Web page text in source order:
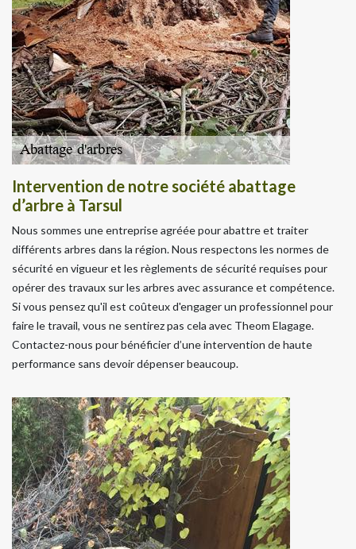
Intervention de notre société abattage
d’arbre à Tarsul
Nous sommes une entreprise agréée pour abattre et traiter
différents arbres dans la région. Nous respectons les normes de
sécurité en vigueur et les règlements de sécurité requises pour
opérer des travaux sur les arbres avec assurance et compétence.
Si vous pensez qu'il est coûteux d'engager un professionnel pour
faire le travail, vous ne sentirez pas cela avec Theom Elagage.
Contactez-nous pour bénéficier d’une intervention de haute
performance sans devoir dépenser beaucoup.